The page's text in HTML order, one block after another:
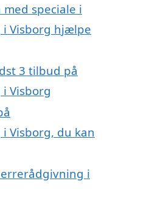
speciale i
Visborg hjælpe
3 tilbud på
Visborg
Visborg, du kan
i